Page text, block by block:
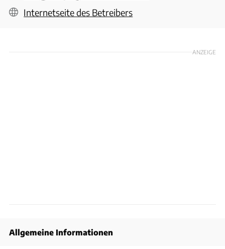
Internetseite des Betreibers
ANZEIGE
Allgemeine Informationen